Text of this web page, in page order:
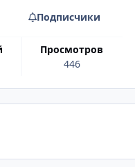
просмотров
446
Подписчики